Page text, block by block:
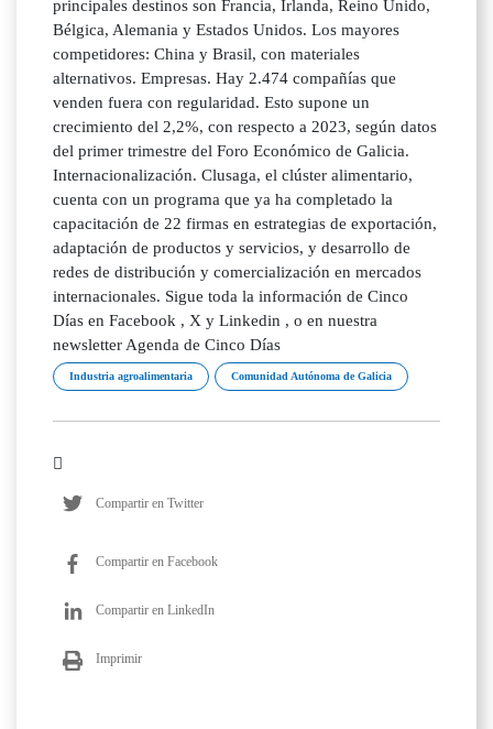
principales destinos son Francia, Irlanda, Reino Unido,
Bélgica, Alemania y Estados Unidos. Los mayores
competidores: China y Brasil, con materiales
alternativos. Empresas. Hay 2.474 compañías que
venden fuera con regularidad. Esto supone un
crecimiento del 2,2%, con respecto a 2023, según datos
del primer trimestre del Foro Económico de Galicia.
Internacionalización. Clusaga, el clúster alimentario,
cuenta con un programa que ya ha completado la
capacitación de 22 firmas en estrategias de exportación,
adaptación de productos y servicios, y desarrollo de
redes de distribución y comercialización en mercados
internacionales. Sigue toda la información de Cinco
Días en Facebook , X y Linkedin , o en nuestra
newsletter Agenda de Cinco Días
Industria agroalimentaria Comunidad Autónoma de Galicia
Compartir en Twitter
Compartir en Facebook
Compartir en LinkedIn
Imprimir